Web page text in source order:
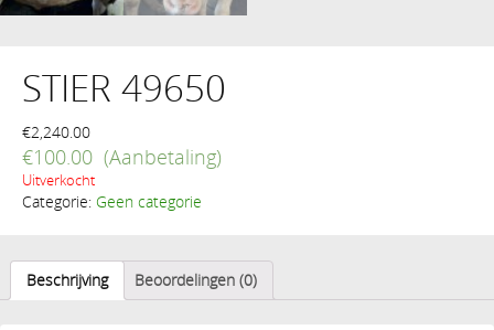
STIER 49650
€2,240.00
€100.00
Uitverkocht
Categorie: Geen categorie
Beschrijving Beoordelingen (0)